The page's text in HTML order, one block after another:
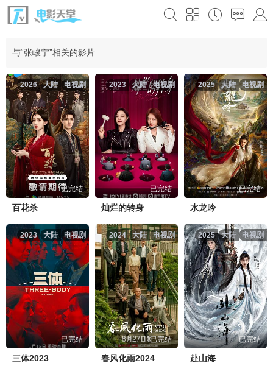
与“张峻宁”相关的影片
电视剧
大陆
2026
已完结
百花杀
电视剧
大陆
2023
已完结
灿烂的转身
电视剧
大陆
2025
已完结
水龙吟
电视剧
大陆
2023
已完结
三体2023
电视剧
大陆
2024
已完结
春风化雨2024
电视剧
大陆
2025
已完结
赴山海